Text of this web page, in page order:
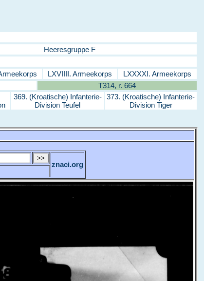
Heeresgruppe F
LXVIIII. Armeekorps
LXXXXI. Armeekorps
T314, r. 664
369. (Kroatische) Infanterie-
Division Teufel
373. (Kroatische) Infanterie-
Division Tiger
znaci.org